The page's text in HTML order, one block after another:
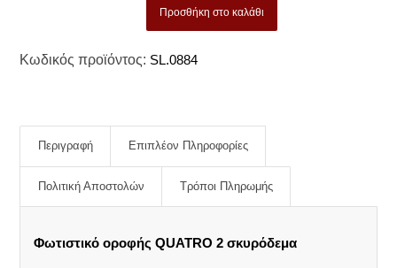
Προσθήκη στο καλάθι
Κωδικός προϊόντος: SL.0884
Περιγραφή Επιπλέον Πληροφορίες
Πολιτική Αποστολών Τρόποι Πληρωμής
Φωτιστικό οροφής QUATRO 2 σκυρόδεμα